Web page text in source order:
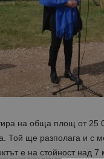
на обща площ от 25
Той ще разполага и с
е на стойност над 7